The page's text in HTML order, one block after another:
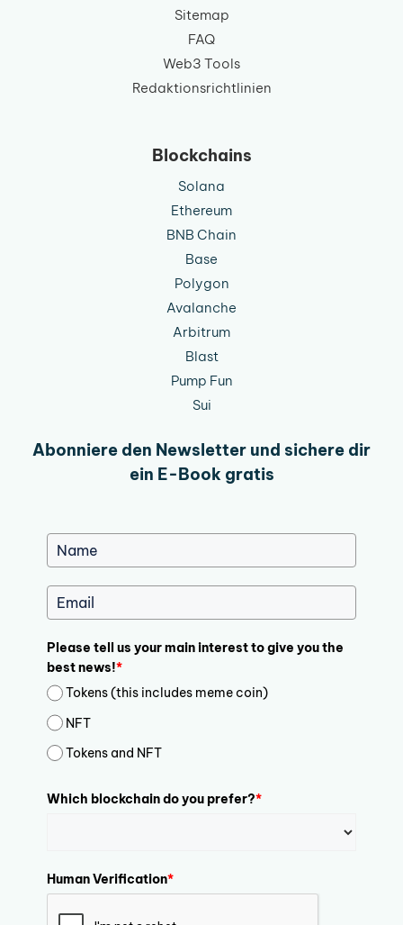
Sitemap
FAQ
Web3 Tools
Redaktionsrichtlinien
Blockchains
Solana
Ethereum
BNB Chain
Base
Polygon
Avalanche
Arbitrum
Blast
Pump Fun
Sui
Abonniere den Newsletter und sichere dir
ein E-Book gratis
Please tell us your main interest to give you the
best news!*
Tokens (this includes meme coin)
NFT
Tokens and NFT
Which blockchain do you prefer?*
Human Verification*